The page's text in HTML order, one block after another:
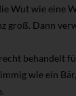
Wut wie eine
groß. Dann
behandelt
wie ein